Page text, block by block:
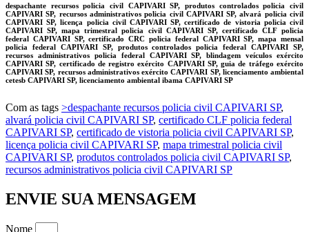
despachante recursos policia civil CAPIVARI SP, produtos controlados policia civil
CAPIVARI SP, recursos administrativos policia civil CAPIVARI SP, alvará policia civil
CAPIVARI SP, licença policia civil CAPIVARI SP, certificado de vistoria policia civil
CAPIVARI SP, mapa trimestral policia civil CAPIVARI SP, certificado CLF policia
federal CAPIVARI SP, certificado CRC policia federal CAPIVARI SP, mapa mensal
policia federal CAPIVARI SP, produtos controlados policia federal CAPIVARI SP,
recursos administrativos policia federal CAPIVARI SP, blindagem veículos exército
CAPIVARI SP, certificado de registro exército CAPIVARI SP, guia de tráfego exército
CAPIVARI SP, recursos administrativos exército CAPIVARI SP, licenciamento ambiental
cetesb CAPIVARI SP, licenciamento ambiental ibama CAPIVARI SP
Com as tags >despachante recursos policia civil CAPIVARI SP,
alvará policia civil CAPIVARI SP, certificado CLF policia federal
CAPIVARI SP, certificado de vistoria policia civil CAPIVARI SP,
licença policia civil CAPIVARI SP, mapa trimestral policia civil
CAPIVARI SP, produtos controlados policia civil CAPIVARI SP,
recursos administrativos policia civil CAPIVARI SP
ENVIE SUA MENSAGEM
Nome